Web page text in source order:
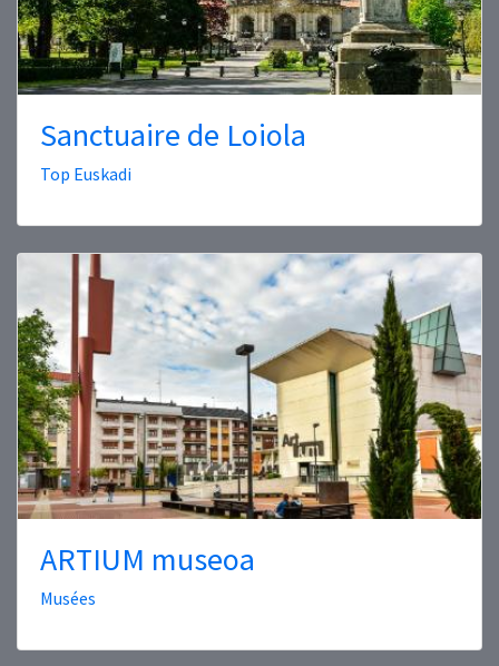
Sanctuaire de Loiola
Top Euskadi
ARTIUM museoa
Musées